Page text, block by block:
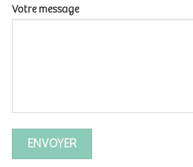
Votre message